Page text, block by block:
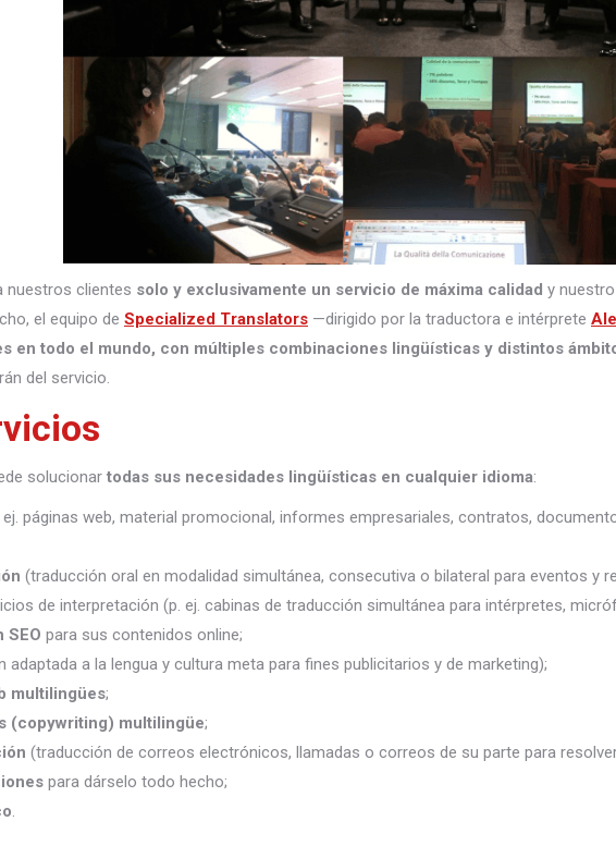
nuestros clientes solo y exclusivamente un servicio de máxima calidad y
el equipo de Specialized Translators —dirigido por la traductora e intérprete
en todo el mundo, con múltiples combinaciones lingüísticas y distintos
del servicio.
solucionar todas sus necesidades lingüísticas en cualquier idioma:
páginas web, material promocional, informes empresariales, contratos,
(traducción oral en modalidad simultánea, consecutiva o bilateral para eventos y
de interpretación (p. ej. cabinas de traducción simultánea para intérpretes,
SEO para sus contenidos online;
adaptada a la lengua y cultura meta para fines publicitarios y de marketing);
multilingües;
(copywriting) multilingüe;
(traducción de correos electrónicos, llamadas o correos de su parte para
para dárselo todo hecho;